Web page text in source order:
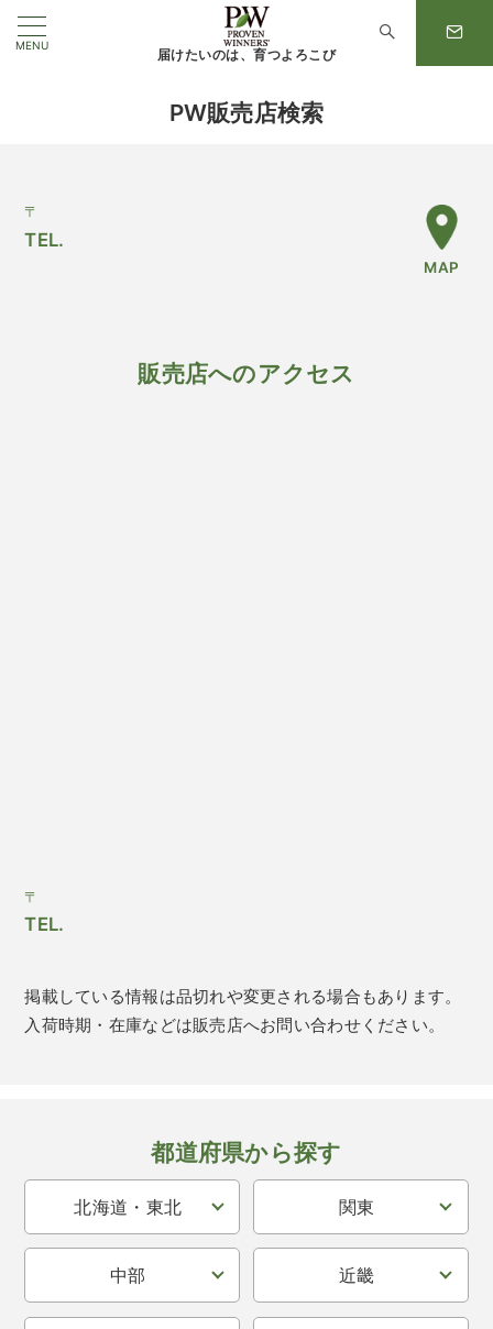
MENU
届けたいのは、育つよろこび
PW販売店検索
〒
TEL.
MAP
販売店へのアクセス
〒
TEL.
掲載している情報は品切れや変更される場合もあります。
入荷時期・在庫などは販売店へお問い合わせください。
都道府県から探す
北海道・東北 関東
中部 近畿